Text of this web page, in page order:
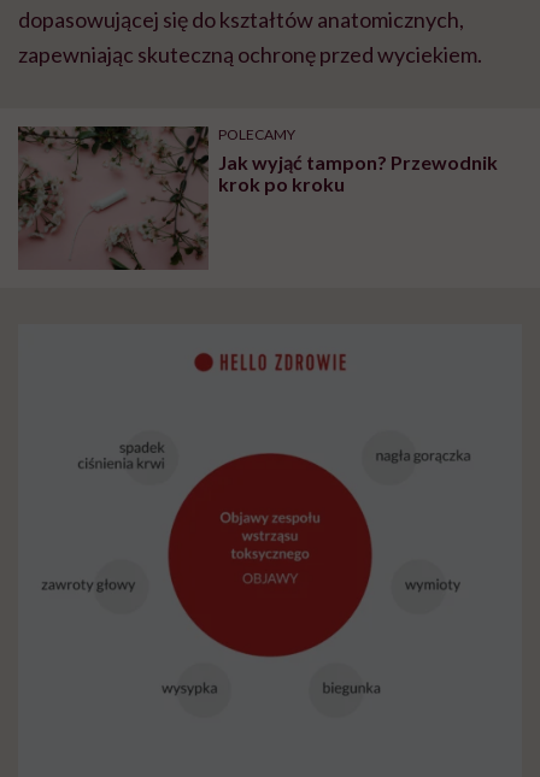
dopasowującej się do kształtów anatomicznych,
zapewniając skuteczną ochronę przed wyciekiem.
POLECAMY
Jak wyjąć tampon? Przewodnik
krok po kroku